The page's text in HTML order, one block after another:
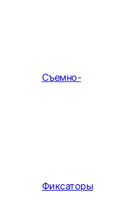
Съемно-
Фиксаторы